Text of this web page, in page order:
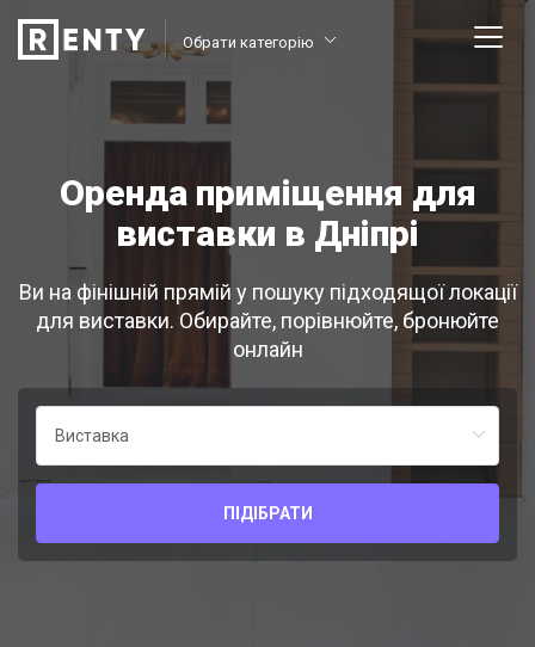
Обрати категорію
Оренда приміщення для
виставки в Дніпрі
Ви на фінішній прямій у пошуку підходящої локації
для виставки. Обирайте, порівнюйте, бронюйте
онлайн
ПІДІБРАТИ